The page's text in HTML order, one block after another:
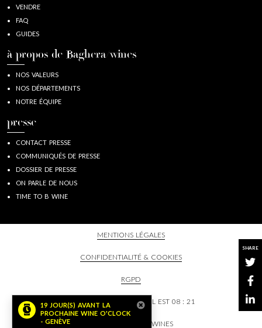
SHARE
VENDRE
FAQ
GUIDES
à propos de Baghera/wines
NOS VALEURS
NOS DÉPARTEMENTS
NOTRE ÉQUIPE
presse
CONTACT PRESSE
COMMUNIQUÉS DE PRESSE
DOSSIER DE PRESSE
ON PARLE DE NOUS
TIME TO B WINE
MENTIONS LÉGALES
CONFIDENTIALITÉ & COOKIES
RGPD
CHEZ BAGHERA/WINES, IL EST 08 : 21
© 2026 BAGHERA WINES